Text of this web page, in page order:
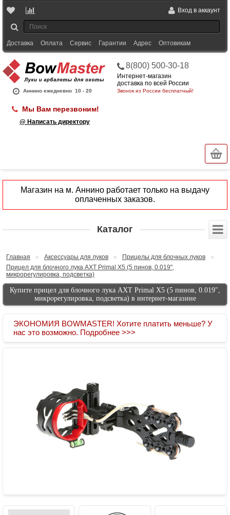
Вход в аккаунт
Доставка Оплата Сервис Гарантии Адрес Оптовикам
Аннино ежедневно 10 - 20
8(800) 500-30-18
Интернет-магазин
доставка по всей России
Звонок из России бесплатный!
Мы Вам перезвоним!
@ Написать директору
Магазин на м. Аннино работает только на выдачу
оплаченных заказов.
Каталог
Главная » Аксессуары для луков » Прицелы для блочных луков
»
Прицел для блочного лука AXT Primal X5 (5 пинов, 0.019",
микрорегулировка, подсветка)
Купите прицел для блочного лука AXT Primal X5 (5 пинов, 0.019",
микрорегулировка, подсветка) в интернет-магазине
ЭКОНОМИЯ BOWMASTER! Хотите платить меньше? У
нас это возможно. Подробнее >>>